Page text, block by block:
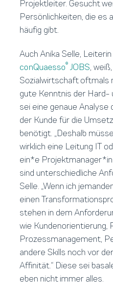
Projektleiter. Gesucht
Persönlichkeiten, die es
häufig gibt.
Auch Anika Selle,
conQuaesso® JOBS,
Sozialwirtschaft oftmals
gute Kenntnis der Hard-
sei eine genaue Analyse
der Kunde für die
benötigt. „Deshalb
wirklich eine Leitung IT
ein*e
sind unterschiedliche
Selle. „Wenn ich
einen
stehen in dem
wie Kundenorientierung,
Prozessmanagement,
andere Skills noch vor
Affinität.“ Diese sei
eben nicht immer alles.